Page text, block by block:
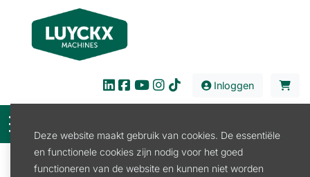
Inloggen
Filter
Deze website maakt gebruik van cookies. De essentiële
en functionele cookies zijn nodig voor het goed
functioneren van de website en kunnen niet worden